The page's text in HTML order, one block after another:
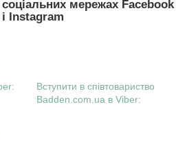
мережах Facebook
і Instagram
Вступити в співтовариство
Badden.com.ua в Viber: